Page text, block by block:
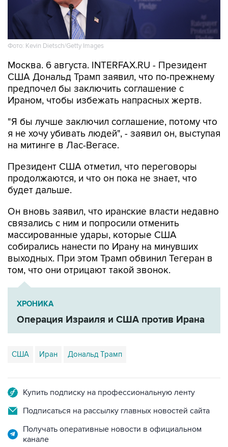
Фото: Kevin Dietsch/Getty Images
Москва. 6 августа. INTERFAX.RU - Президент
США Дональд Трамп заявил, что по-прежнему
предпочел бы заключить соглашение с
Ираном, чтобы избежать напрасных жертв.
"Я бы лучше заключил соглашение, потому что
я не хочу убивать людей", - заявил он, выступая
на митинге в Лас-Вегасе.
Президент США отметил, что переговоры
продолжаются, и что он пока не знает, что
будет дальше.
Он вновь заявил, что иранские власти недавно
связались с ним и попросили отменить
массированные удары, которые США
собирались нанести по Ирану на минувших
выходных. При этом Трамп обвинил Тегеран в
том, что они отрицают такой звонок.
ХРОНИКА
Операция Израиля и США против Ирана
США Иран Дональд Трамп
Купить подписку на профессиональную ленту
Подписаться на рассылку главных новостей сайта
Получать оперативные новости в официальном
канале